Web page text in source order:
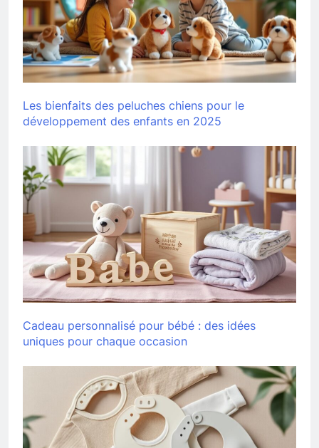
Les bienfaits des peluches chiens pour le
développement des enfants en 2025
Cadeau personnalisé pour bébé : des idées
uniques pour chaque occasion